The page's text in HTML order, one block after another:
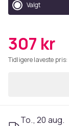
Valgt
307 kr
Tidligere laveste pris:
To., 20 aug.